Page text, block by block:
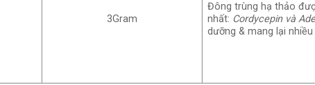
3Gram
Đông trùng hạ thảo
nhất: Cordycepin và
dưỡng & mang lại